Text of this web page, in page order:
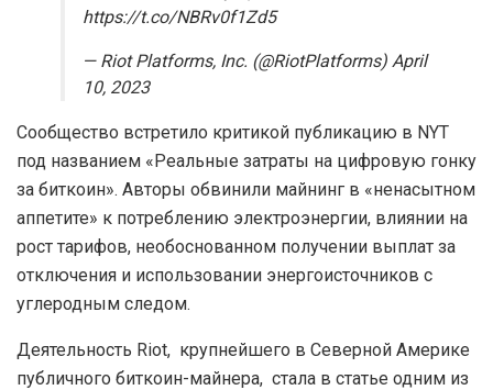
https://t.co/NBRv0f1Zd5
— Riot Platforms, Inc. (@RiotPlatforms) April
10, 2023
Сообщество встретило критикой публикацию в NYT
под названием «Реальные затраты на цифровую гонку
за биткоин». Авторы обвинили майнинг в «ненасытном
аппетите» к потреблению электроэнергии, влиянии на
рост тарифов, необоснованном получении выплат за
отключения и использовании энергоисточников с
углеродным следом.
Деятельность Riot, крупнейшего в Северной Америке
публичного биткоин-майнера, стала в статье одним из